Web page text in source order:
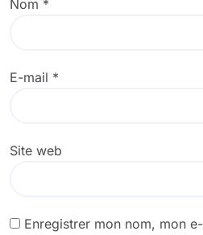
Nom *
E-mail *
Site web
Enregistrer mon nom, mon